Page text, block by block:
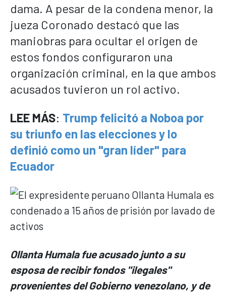
dama. A pesar de la condena menor, la
jueza Coronado destacó que las
maniobras para ocultar el origen de
estos fondos configuraron una
organización criminal, en la que ambos
acusados tuvieron un rol activo.
LEE MÁS: Trump felicitó a Noboa por
su triunfo en las elecciones y lo
definió como un "gran líder" para
Ecuador
Ollanta Humala fue acusado junto a su
esposa de recibir fondos "ilegales"
provenientes del Gobierno venezolano, y de